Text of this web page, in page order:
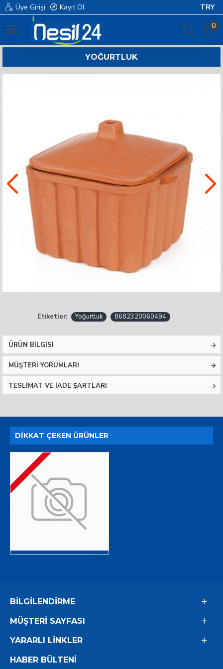
Üye Girişi Kayıt Ol
TRY
0
YOĞURTLUK
Etiketler: Yoğurtluk 8682320060494
ÜRÜN BILGISI
MÜŞTERI YORUMLARI
TESLIMAT VE İADE ŞARTLARI
DIKKAT ÇEKEN ÜRÜNLER
BILGILENDIRME
MÜŞTERI SAYFASI
YARARLI LINKLER
HABER BÜLTENI